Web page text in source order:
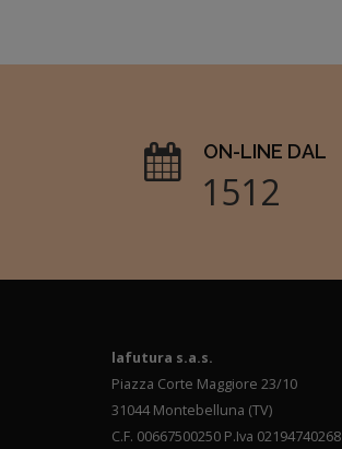
ON-LINE DAL
1826
lafutura s.a.s.
Piazza Corte Maggiore 23/10
31044 Montebelluna (TV)
C.F. 00667500250 P.Iva 02194740268